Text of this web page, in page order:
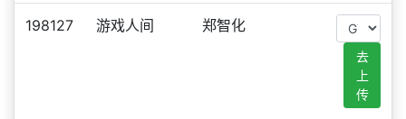
198127 游戏人间 郑智化
去
上
传